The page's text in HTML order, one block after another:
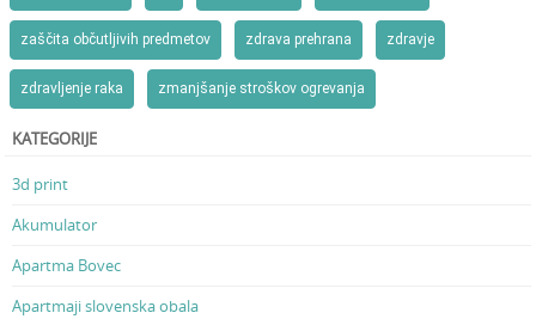
zaščita občutljivih predmetov zdrava prehrana zdravje
zdravljenje raka zmanjšanje stroškov ogrevanja
KATEGORIJE
3d print
Akumulator
Apartma Bovec
Apartmaji slovenska obala